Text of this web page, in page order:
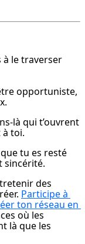
à le traverser
opportuniste,
là qui t’ouvrent
toi.
tu es resté
sincérité.
des
Participe à
ton réseau en
où les
là que les